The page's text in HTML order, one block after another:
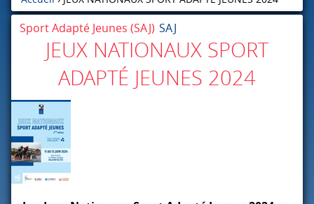
Sport Adapté Jeunes (SAJ) SAJ
JEUX NATIONAUX SPORT
ADAPTÉ JEUNES 2024